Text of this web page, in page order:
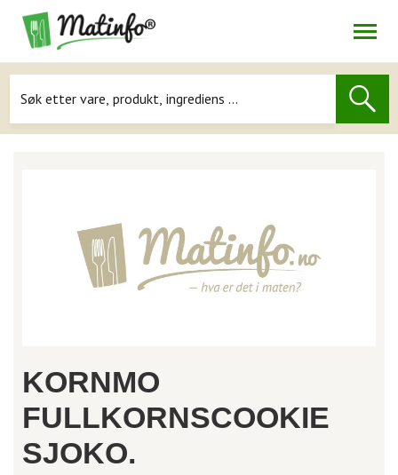
Navigasjon
KORNMO
FULLKORNSCOOKIE
SJOKO.